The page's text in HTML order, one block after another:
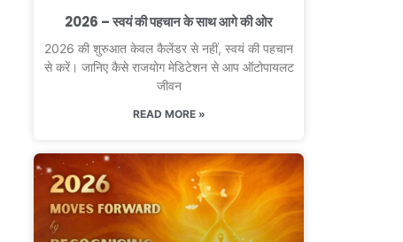
2026 – स्वयं की पहचान के साथ आगे की ओर
2026 की शुरुआत केवल कैलेंडर से नहीं, स्वयं की पहचान
से करें। जानिए कैसे राजयोग मेडिटेशन से आप ऑटोपायलट
जीवन
READ MORE »